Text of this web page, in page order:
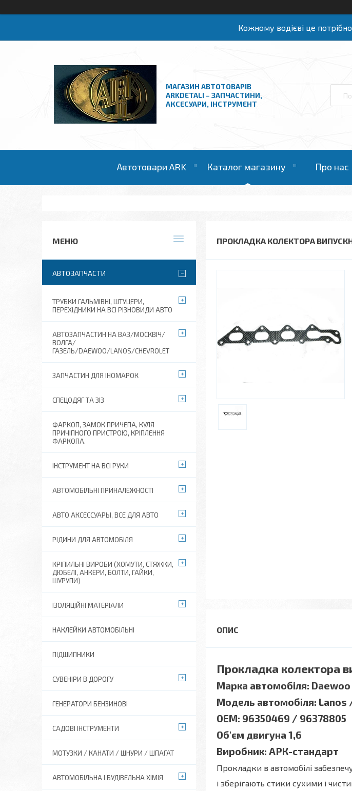
Кожному водієві це потрібно
МАГАЗИН АВТОТОВАРІВ
ARKDETALI – ЗАПЧАСТИНИ,
АКСЕСУАРИ, ІНСТРУМЕНТ
Автотовари ARK Каталог магазину Про нас
ПРОКЛАДКА КОЛЕКТОРА
Прокладка колектора
Марка автомобіля:
Модель автомобіля: Lanos
OEM: 96350469 / 96378805
Об'єм двигуна 1,6
Виробник: АРК-стандарт
Прокладки в автомобілі
і зберігають стики сухими і
АВТОЗАПЧАСТИ
ТРУБКИ ГАЛЬМІВНІ, ШТУЦЕРИ,
ПЕРЕХІДНИКИ НА ВСІ РІЗНОВИДИ АВТО
АВТОЗАПЧАСТИН НА ВАЗ/МОСКВІЧ/
ВОЛГА/
ГАЗЕЛЬ/DAEWOO/LANOS/CHEVROLET
ЗАПЧАСТИН ДЛЯ ІНОМАРОК
СПЕЦОДЯГ ТА ЗІЗ
ФАРКОП, ЗАМОК ПРИЧЕПА, КУЛЯ
ПРИЧІПНОГО ПРИСТРОЮ, КРІПЛЕННЯ
ФАРКОПА.
ІНСТРУМЕНТ НА ВСІ РУКИ
АВТОМОБІЛЬНІ ПРИНАЛЕЖНОСТІ
АВТО АКСЕССУАРЫ, ВСЕ ДЛЯ АВТО
РІДИНИ ДЛЯ АВТОМОБІЛЯ
КРІПИЛЬНІ ВИРОБИ (ХОМУТИ, СТЯЖКИ,
ДЮБЕЛІ, АНКЕРИ, БОЛТИ, ГАЙКИ,
ШУРУПИ)
ІЗОЛЯЦІЙНІ МАТЕРІАЛИ
НАКЛЕЙКИ АВТОМОБІЛЬНІ
ПІДШИПНИКИ
СУВЕНІРИ В ДОРОГУ
ГЕНЕРАТОРИ БЕНЗИНОВІ
САДОВІ ІНСТРУМЕНТИ
МОТУЗКИ / КАНАТИ / ШНУРИ / ШПАГАТ
АВТОМОБІЛЬНА І БУДІВЕЛЬНА ХІМІЯ